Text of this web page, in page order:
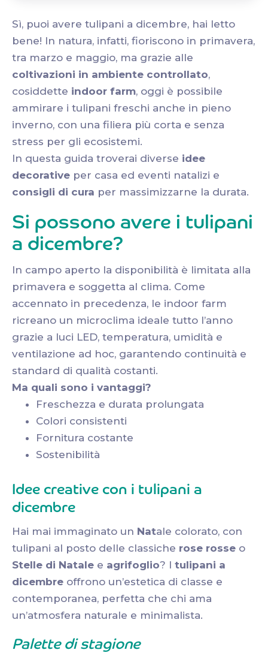
Sì, puoi avere tulipani a dicembre, hai letto
bene! In natura, infatti, fioriscono in primavera,
tra marzo e maggio, ma grazie alle
coltivazioni in ambiente controllato,
cosiddette indoor farm, oggi è possibile
ammirare i tulipani freschi anche in pieno
inverno, con una filiera più corta e senza
stress per gli ecosistemi.
In questa guida troverai diverse idee
decorative per casa ed eventi natalizi e
consigli di cura per massimizzarne la durata.
Si possono avere i tulipani
a dicembre?
In campo aperto la disponibilità è limitata alla
primavera e soggetta al clima. Come
accennato in precedenza, le indoor farm
ricreano un microclima ideale tutto l’anno
grazie a luci LED, temperatura, umidità e
ventilazione ad hoc, garantendo continuità e
standard di qualità costanti.
Ma quali sono i vantaggi?
Freschezza e durata prolungata
Colori consistenti
Fornitura costante
Sostenibilità
Idee creative con i tulipani a
dicembre
Hai mai immaginato un Natale colorato, con
tulipani al posto delle classiche rose rosse o
Stelle di Natale e agrifoglio? I tulipani a
dicembre offrono un’estetica di classe e
contemporanea, perfetta che chi ama
un’atmosfera naturale e minimalista.
Palette di stagione